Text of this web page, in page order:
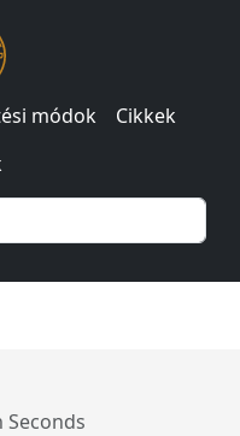
módok
Cikkek